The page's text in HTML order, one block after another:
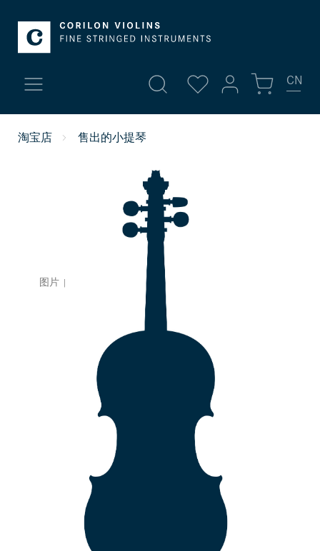
CN
账号总览
个人信息
您的地址
付款方式
您的订购
您标记的乐器
高档小提琴
小提琴
中提琴 | 琴弓
大提琴
淘宝店 售出的小提琴
图片 |